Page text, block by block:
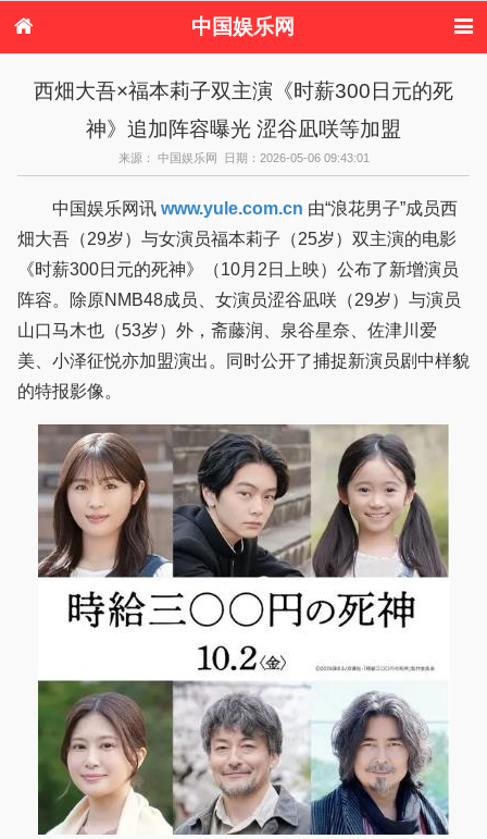
中国娱乐网
电视剧
演唱会 综艺节目
偶像活动
热周边
西畑大吾×福本莉子双主演《时薪300日元的死
神》追加阵容曝光 涩谷凪咲等加盟
来源： 中国娱乐网 日期：2026-05-06 09:43:01
中国娱乐网讯 www.yule.com.cn
畑大吾（29岁）与女演员福本莉子（25岁）双主演的电影
《时薪300日元的死神》（10月2日上映）公布了新增演员
阵容。除原NMB48成员、女演员涩谷凪咲（29岁）与演员
山口马木也（53岁）外，斋藤润、泉谷星奈、佐津川爱
美、小泽征悦亦加盟演出。同时公开了捕捉新演员剧中样貌
的特报影像。